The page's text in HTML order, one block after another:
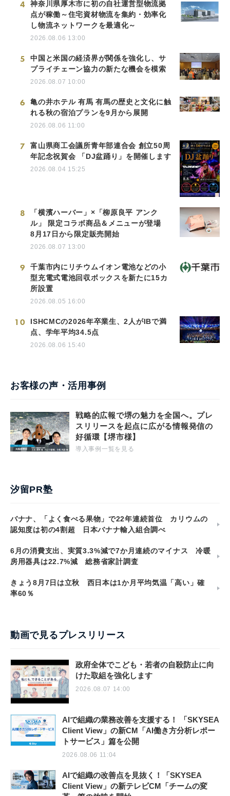
4
神奈川県厚木市に初の自社運営型物流拠
点が稼働～住宅資材物流を集約・効率化
し物流ネットワークを最適化～
2026.08.06 13:00
5
中国と米国の経済界が関係を強化し、サ
プライチェーン協力の新たな機会を模索
2026.08.07 10:00
6
亀の井ホテル 有馬 有馬の歴史と文化に触
れる秋の宿泊プランを9月から展開
2026.08.06 11:00
7
富山県商工会議所青年部連合会 創立50周
年記念祝賀会 「DJ盆踊り」を開催します
2026.08.04 15:25
8
「横濱ハーバー」×「柳原良平 アンク
ル」 限定コラボ商品＆メニューが登場
8月17日から限定販売開始
2026.08.07 13:00
9
千葉市内にリチウムイオン電池などの小
型充電式電池回収ボックスを新たに15カ
所設置
2026.08.05 16:00
10
ISHCMCの2026年卒業生、2人がIBで満
点、学年平均34.5点
2026.08.06 15:40
お客様の声・活用事例
戦略的広報で堺の魅力を全国へ。プレ
スリリースを起点に広がる情報発信の
好循環【堺市様】
導入事例一覧を見る
汐留PR塾
バナナ、「よく食べる果物」で22年連続首位 カリウムの
認知度は初の4割超 日本バナナ輸入組合調べ
6月の消費支出、実質3.3%減で7か月連続のマイナス 冷暖
房用器具は22.7%減 総務省家計調査
きょう8月7日は立秋 西日本は1か月平均気温「高い」確
率60％
動画で見るプレスリリース
政府全体でこども・若者の自殺防止に向
けた取組を強化します
2026.08.07 14:00
AIで組織の業務改善を支援する！ 「SKYSEA
Client View」の新CM「AI働き方分析レポー
トサービス」篇を公開
2026.08.06 11:04
AIで組織の改善点を見抜く！「SKYSEA
Client View」の新テレビCM「チームの変